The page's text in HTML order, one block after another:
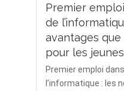
Premier
de
avantages
pour les
Premier emploi
l’informatique : les